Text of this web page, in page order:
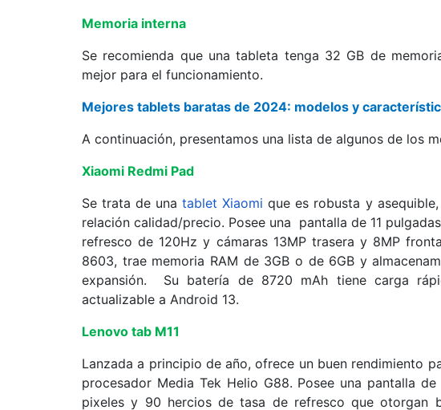
Memoria interna
Se recomienda que una tableta tenga 32 GB de
mejor para el funcionamiento.
Mejores tablets baratas de 2024: modelos y
A continuación, presentamos una lista de algunos de los
Xiaomi Redmi Pad
Se trata de unatablet Xiaomi que es robusta y
relación calidad/precio. Posee una pantalla de 11
refresco de 120Hz y cámaras 13MP trasera y 8MP
8603, trae memoria RAM de 3GB o de 6GB y
expansión. Su batería de 8720 mAh tiene carga
actualizable a Android 13.
Lenovo tab M11
Lanzada a principio de año, ofrece un buen rendimiento
procesador Media Tek Helio G88. Posee una pantalla
pixeles y 90 hercios de tasa de refresco que otorgan